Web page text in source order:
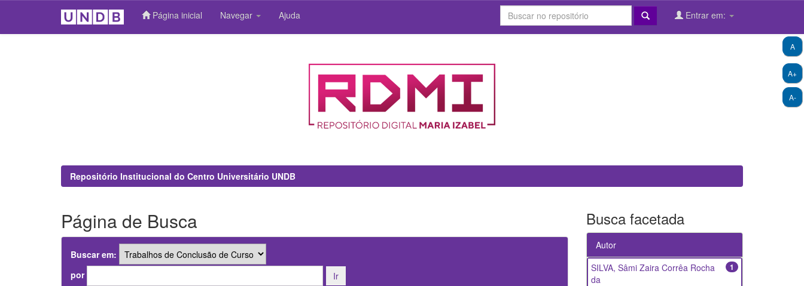
Página inicial Navegar Ajuda Entrar em:
A+
A-
A
Repositório Institucional do Centro Universitário UNDB
Página de Busca
Buscar em:
por
Busca facetada
Autor
1
SILVA, Sâmi Zaira Corrêa Rocha
da